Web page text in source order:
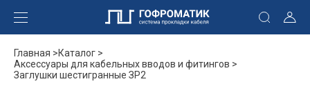
Главная >Каталог >
Аксессуары для кабельных вводов и фитингов >
Заглушки шестигранные ЗР2